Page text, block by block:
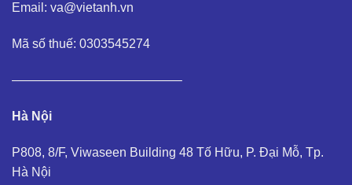
Email: va@vietanh.vn
Mã số thuế: 0303545274
—————————————–
Hà Nội
P808, 8/F, Viwaseen Building 48 Tố Hữu, P. Đại Mỗ, Tp.
Hà Nội